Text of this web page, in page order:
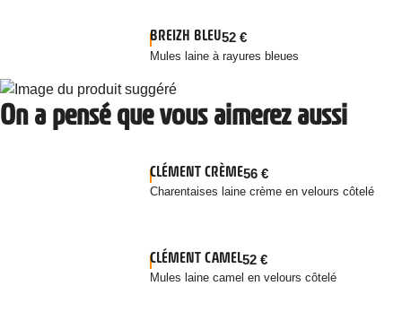
BREIZH BLEU52 €
Mules laine à rayures bleues
On a pensé que vous aimerez aussi
CLÉMENT CRÈME56 €
Charentaises laine crème en velours côtelé
CLÉMENT CAMEL52 €
Mules laine camel en velours côtelé